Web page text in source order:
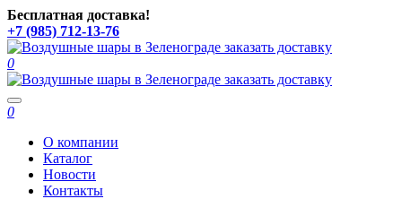
Бесплатная доставка!
+7 (985) 712-13-76
0
Toggle
navigation
0
О компании
Каталог
Новости
Контакты